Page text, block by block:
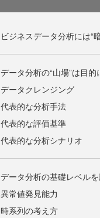
ビジネスデータ分析には“
データ分析の“山場”は目
データクレンジング
代表的な分析手法
代表的な評価基準
代表的な分析シナリオ
データ分析の基礎レベル
異常値発見能力
時系列の考え方